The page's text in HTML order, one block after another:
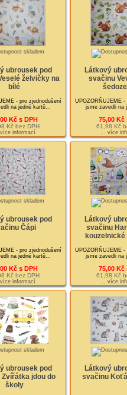
ubrousek pod
želvičky na
bílé
- pro zjednodušení
na jedné kartě...
Kč s DPH
Kč bez DPH
více informací
Látkový
svačinu
UPOZORŇUJEME -
jsme zavedli na
75,00 Kč
61,98 Kč
... více
ubrousek pod
Čápi
- pro zjednodušení
na jedné kartě...
Kč s DPH
Kč bez DPH
více informací
Látkový
svačinu
UPOZORŇUJEME -
jsme zavedli na
75,00 Kč
61,98 Kč
... více
ubrousek pod
jdou do
školy
Látkový
svačinu